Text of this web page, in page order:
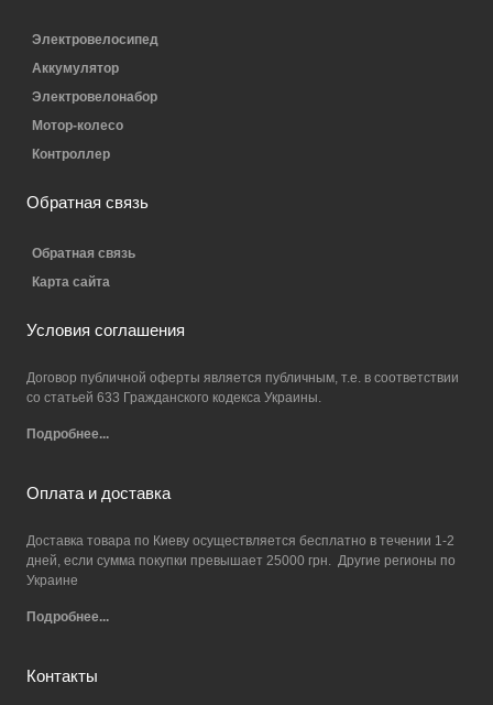
Электровелосипед
Аккумулятор
Электровелонабор
Мотор-колесо
Контроллер
Обратная связь
Обратная связь
Карта сайта
Условия соглашения
Договор публичной оферты является публичным, т.е. в соответствии
со статьей 633 Гражданского кодекса Украины.
Подробнее...
Оплата и доставка
Доставка товара по Киеву осуществляется бесплатно в течении 1-2
дней, если сумма покупки превышает 25000 грн. Другие регионы по
Украине
Подробнее...
Контакты